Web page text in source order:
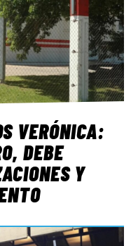
VERÓNICA:
DEBE
Y